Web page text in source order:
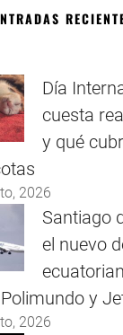
Día
cuesta
y qué
2026
Santiago
el nuevo
y
2026